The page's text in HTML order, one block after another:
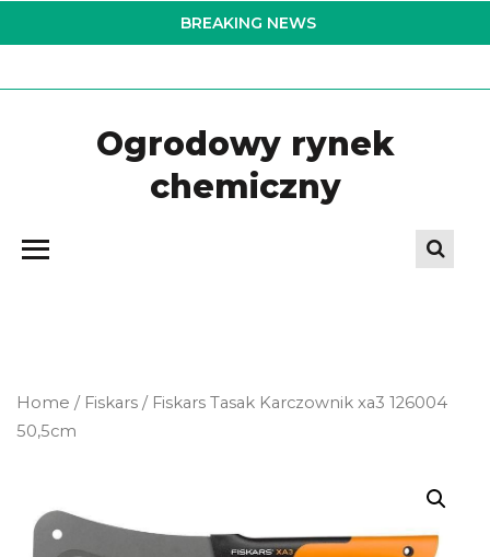
to
BREAKING NEWS
Ogrodowy rynek
chemiczny
Home / Fiskars / Fiskars Tasak Karczownik xa3 126004
50,5cm